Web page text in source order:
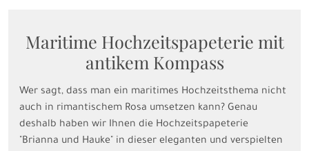
Maritime Hochzeitspapeterie mit
antikem Kompass
Wer sagt, dass man ein maritimes Hochzeitsthema nicht
auch in rimantischem Rosa umsetzen kann? Genau
deshalb haben wir Ihnen die Hochzeitspapeterie
"Brianna und Hauke" in dieser eleganten und verspielten